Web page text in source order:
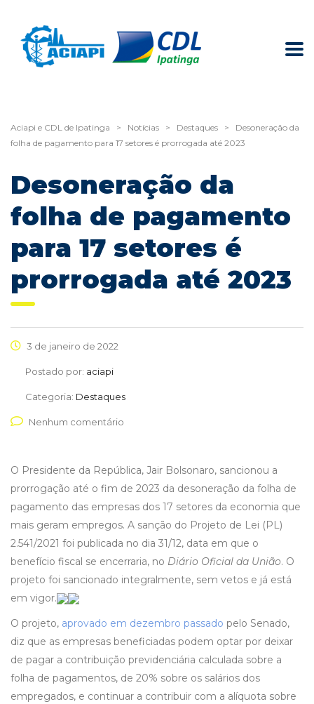
Aciapi e CDL de Ipatinga > Notícias > Destaques >
Desoneração da
folha de pagamento para 17 setores é prorrogada até 2023
Desoneração da
folha de pagamento
para 17 setores é
prorrogada até 2023
3 de janeiro de 2022
Postado por: aciapi
Categoria: Destaques
Nenhum comentário
O Presidente da República, Jair Bolsonaro, sancionou a
prorrogação até o fim de 2023 da desoneração da folha de
pagamento das empresas dos 17 setores da economia que
mais geram empregos. A sanção do Projeto de Lei (PL)
2.541/2021 foi publicada no dia 31/12, data em que o
benefício fiscal se encerraria, no Diário Oficial da União. O
projeto foi sancionado integralmente, sem vetos e já está
em vigor.
O projeto, aprovado em dezembro passado pelo Senado,
diz que as empresas beneficiadas podem optar por deixar
de pagar a contribuição previdenciária calculada sobre a
folha de pagamentos, de 20% sobre os salários dos
empregados, e continuar a contribuir com a alíquota sobre